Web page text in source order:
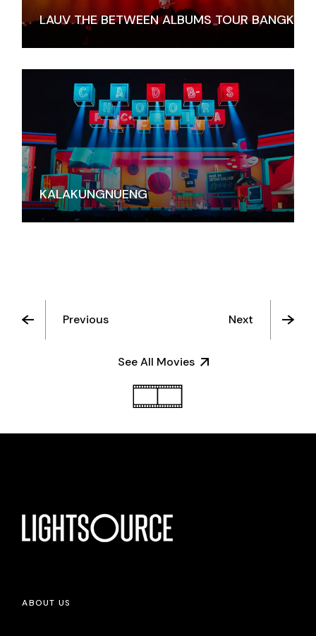
LAUV THE BETWEEN ALBUMS TOUR BANGKOK
KALAKUNGNUENG
Previous
See All Movies
Next
ABOUT US